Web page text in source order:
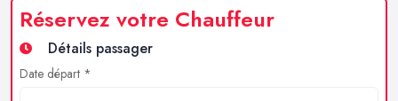
Réservez votre Chauffeur
Détails passager
Date départ *